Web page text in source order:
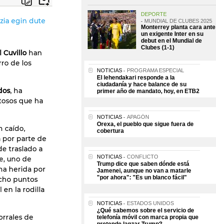
egin dute
Cuvillo han
de los
, ha
que ha
caído,
por parte de
traslado a
uno de
herida por
puntos
en la rodilla
de
DEPORTE
MUNDIAL DE CLUBES 2025
Monterrey planta cara ante
un exigente Inter en su
debut en el Mundial de
Clubes (1-1)
NOTICIAS PROGRAMA ESPECIAL
El lehendakari responde a la
ciudadanía y hace balance de su
primer año de mandato, hoy, en ETB2
NOTICIAS APAGÓN
Orexa, el pueblo que sigue fuera de
cobertura
NOTICIAS CONFLICTO
Trump dice que saben dónde está
Jamenei, aunque no van a matarle
"por ahora": "Es un blanco fácil"
NOTICIAS ESTADOS UNIDOS
¿Qué sabemos sobre el servicio de
telefonía móvil con marca propia que